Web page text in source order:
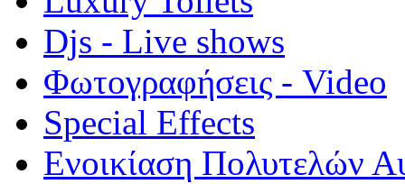
Djs - Live shows
Φωτογραφήσεις - Video
Special Εffects
Ενοικίαση Πολυτελών